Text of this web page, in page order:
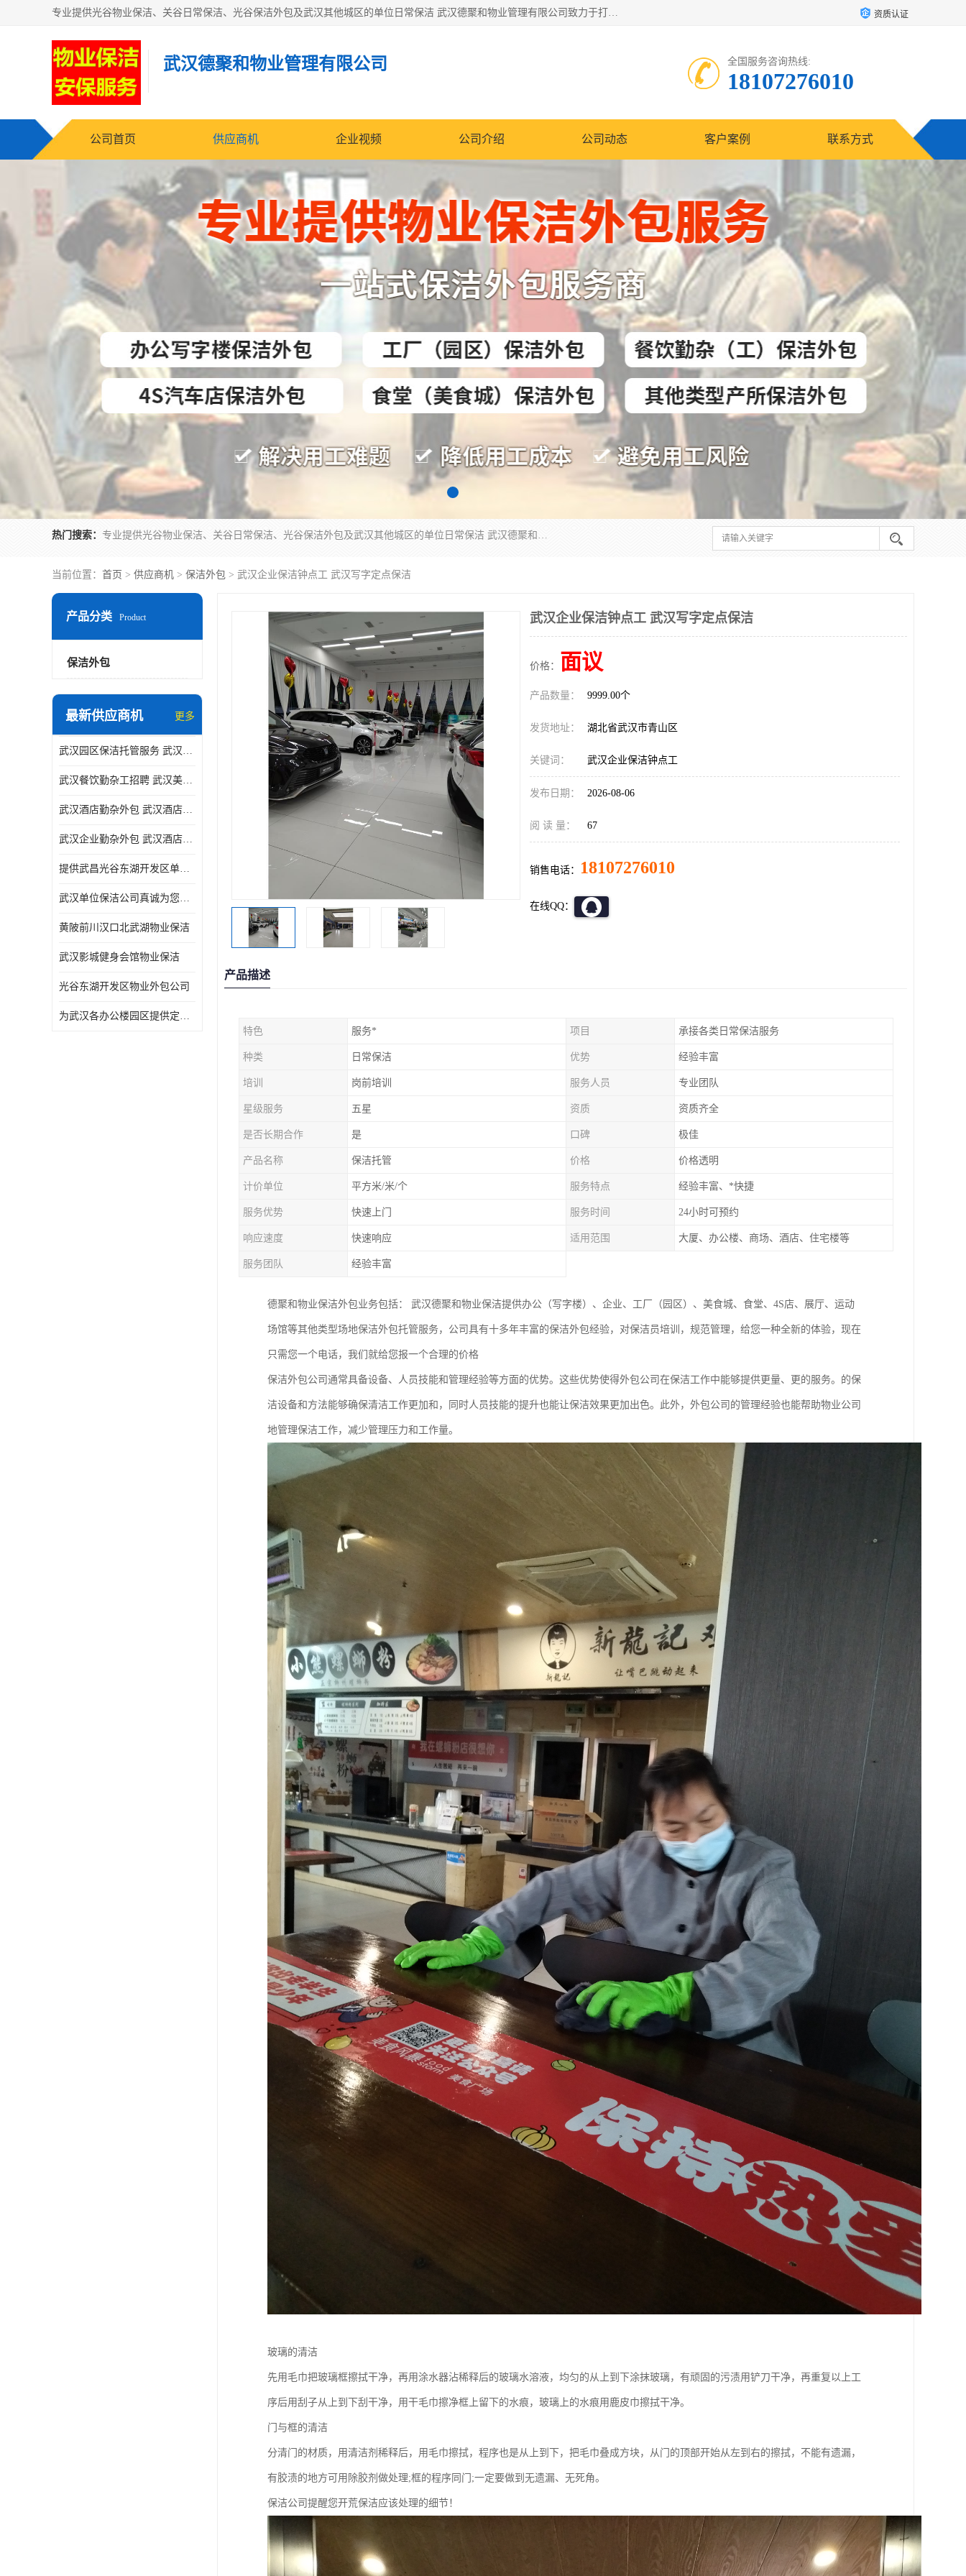
专业提供光谷物业保洁、关谷日常保洁、光谷保洁外包及武汉其他城区的单位日常保洁 武汉德聚和物业管理有限公司致力于打造中国专业物业保洁服务、日常保洁及其他保洁清洗外包服务。自公司成立以来提倡以先进的物业管理理念和模式经营，谋篇布局，以“至诚服务、精益求精、规范管理、锐意拓新”为质量方针，强化内部管理，为业主提供专业化、标准化和精细化的全方位物业服务，管理服务水平得到了广大业主和业内人士的一致好评。 资质认证
武汉德聚和物业管理有限公司 全国服务咨询热线:
18107276010
公司首页 供应商机 企业视频 公司介绍 公司动态 客户案例 联系方式
热门搜索： 专业提供光谷物业保洁、关谷日常保洁、光谷保洁外包及武汉其他城区的单位日常保洁 武汉德聚和物业管理有限公司致力于打造中国专业物业保洁服务、日常保洁及其他保洁清洗外包服务。自公司成立以来提倡以先进的物业管理理念和模式经营，谋篇布局，以“至诚服务、精益求精、规范管理、锐意拓新”为质量方针，强化内部管理，为业主提供专业化、标准化和精细化的全方位物业服务，管理服务水平得到了广大业主和业内人士的一致好评。
当前位置： 首页 > 供应商机 > 保洁外包 > 武汉企业保洁钟点工 武汉写字定点保洁
产品分类 Product
保洁外包
最新供应商机 更多
武汉园区保洁托管服务 武汉运动场馆勤杂外包 武汉餐饮勤杂服务托管
武汉餐饮勤杂工招聘 武汉美食堂定点保洁 武汉酒店勤杂外包
武汉酒店勤杂外包 武汉酒店勤杂服务托管
武汉企业勤杂外包 武汉酒店勤杂服务外包
提供武昌光谷东湖开发区单位保洁
武汉单位保洁公司真诚为您服务
黄陂前川汉口北武湖物业保洁
武汉影城健身会馆物业保洁
光谷东湖开发区物业外包公司
为武汉各办公楼园区提供定点保洁服务
武汉企业保洁钟点工 武汉写字定点保洁
价格： 面议
产品数量： 9999.00个
发货地址： 湖北省武汉市青山区
关键词： 武汉企业保洁钟点工
发布日期： 2026-08-06
阅 读 量： 67
销售电话： 18107276010
在线QQ：
产品描述
特色 服务* 项目 承接各类日常保洁服务
种类 日常保洁 优势 经验丰富
培训 岗前培训 服务人员 专业团队
星级服务 五星 资质 资质齐全
是否长期合作 是 口碑 极佳
产品名称 保洁托管 价格 价格透明
计价单位 平方米/米/个 服务特点 经验丰富、*快捷
服务优势 快速上门 服务时间 24小时可预约
响应速度 快速响应 适用范围 大厦、办公楼、商场、酒店、住宅楼等
服务团队 经验丰富
德聚和物业保洁外包业务包括： 武汉德聚和物业保洁提供办公（写字楼）、企业、工厂（园区）、美食城、食堂、4S店、展厅、运动
场馆等其他类型场地保洁外包托管服务，公司具有十多年丰富的保洁外包经验，对保洁员培训，规范管理，给您一种全新的体验，现在
只需您一个电话，我们就给您报一个合理的价格
保洁外包公司通常具备设备、人员技能和管理经验等方面的优势。这些优势使得外包公司在保洁工作中能够提供更量、更的服务。的保
洁设备和方法能够确保清洁工作更加和，同时人员技能的提升也能让保洁效果更加出色。此外，外包公司的管理经验也能帮助物业公司
地管理保洁工作，减少管理压力和工作量。
玻璃的清洁
先用毛巾把玻璃框擦拭干净，再用涂水器沾稀释后的玻璃水溶液，均匀的从上到下涂抹玻璃，有顽固的污渍用铲刀干净，再重复以上工
序后用刮子从上到下刮干净，用干毛巾擦净框上留下的水痕，玻璃上的水痕用鹿皮巾擦拭干净。
门与框的清洁
分清门的材质，用清洁剂稀释后，用毛巾擦拭，程序也是从上到下，把毛巾叠成方块，从门的顶部开始从左到右的擦拭，不能有遗漏，
有胶渍的地方可用除胶剂做处理;框的程序同门;一定要做到无遗漏、无死角。
保洁公司提醒您开荒保洁应该处理的细节！